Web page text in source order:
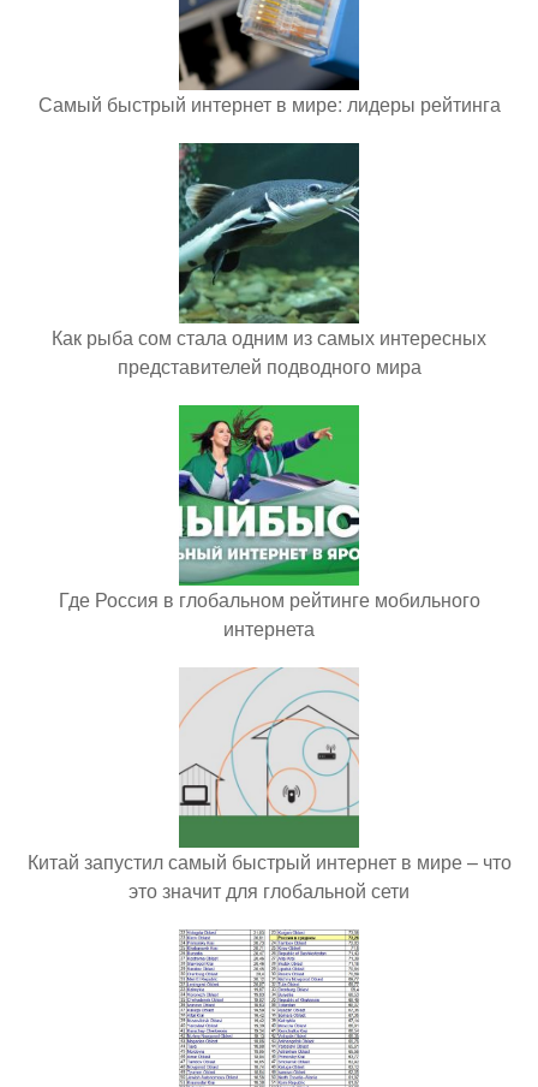
Самый быстрый интернет в мире: лидеры рейтинга
Как рыба сом стала одним из самых интересных
представителей подводного мира
Где Россия в глобальном рейтинге мобильного
интернета
Китай запустил самый быстрый интернет в мире – что
это значит для глобальной сети